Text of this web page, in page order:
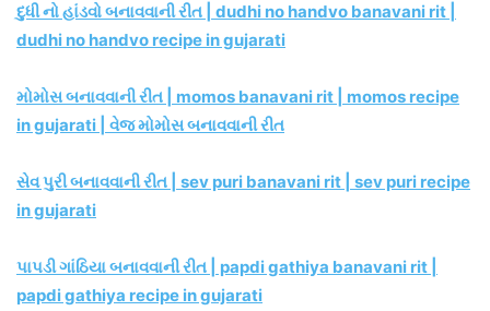
દુધી નો હાંડવો બનાવવાની રીત | dudhi no handvo banavani rit |
dudhi no handvo recipe in gujarati
મોમોસ બનાવવાની રીત | momos banavani rit | momos recipe
in gujarati | વેજ મોમોસ બનાવવાની રીત
સેવ પુરી બનાવવાની રીત | sev puri banavani rit | sev puri recipe
in gujarati
પાપડી ગાંઠિયા બનાવવાની રીત | papdi gathiya banavani rit |
papdi gathiya recipe in gujarati